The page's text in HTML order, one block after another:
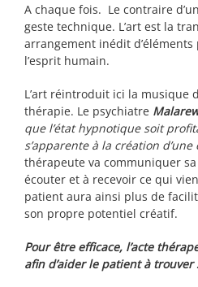
A chaque fois. Le contraire
geste technique. L’art est la
arrangement inédit
l’esprit humain.
L’art réintroduit ici la musique
thérapie. Le psychiatre
que l’état hypnotique soit
s’apparente à la création
thérapeute va communiquer
écouter et à recevoir ce qui
patient aura ainsi plus de
son propre potentiel créatif.
Pour être efficace, l’acte
afin d’aider le patient à